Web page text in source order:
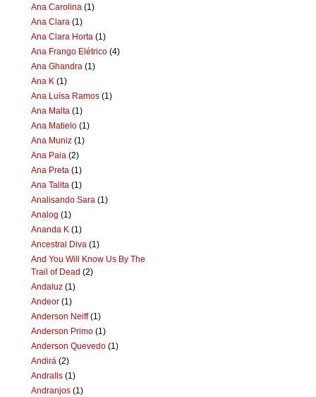
Ana Carolina (1)
Ana Clara (1)
Ana Clara Horta (1)
Ana Frango Elétrico (4)
Ana Ghandra (1)
Ana K (1)
Ana Luísa Ramos (1)
Ana Malta (1)
Ana Matielo (1)
Ana Muniz (1)
Ana Paia (2)
Ana Preta (1)
Ana Talita (1)
Analisando Sara (1)
Analog (1)
Ananda K (1)
Ancestral Diva (1)
And You Will Know Us By The
Trail of Dead (2)
Andaluz (1)
Andeor (1)
Anderson Neiff (1)
Anderson Primo (1)
Anderson Quevedo (1)
Andirá (2)
Andralls (1)
Andranjos (1)